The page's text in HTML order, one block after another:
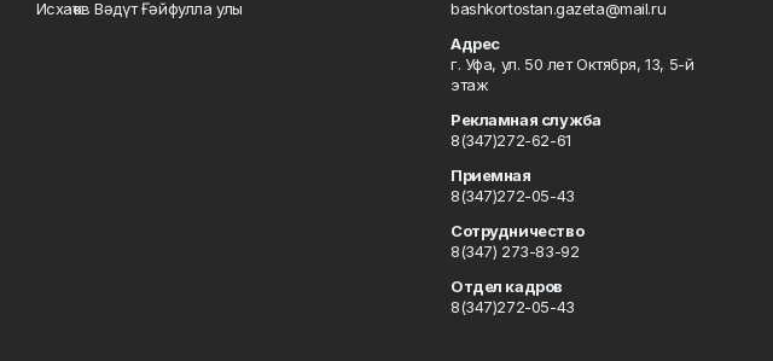
Исхаҡов Вәдүт Ғәйфулла улы
bashkortostan.gazeta@mail.ru
Адрес
г. Уфа, ул. 50 лет Октября, 13, 5-й
этаж
Рекламная служба
8(347)272-62-61
Приемная
8(347)272-05-43
Сотрудничество
8(347) 273-83-92
Отдел кадров
8(347)272-05-43